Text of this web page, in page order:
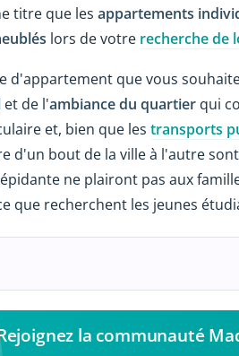
titre que les appartements
lors de votre recherche de
d'appartement que vous
et de l'ambiance du quartier qui
et, bien que les transports
d'un bout de la ville à l'autre
ne plairont pas aux
que recherchent les jeunes
la communauté